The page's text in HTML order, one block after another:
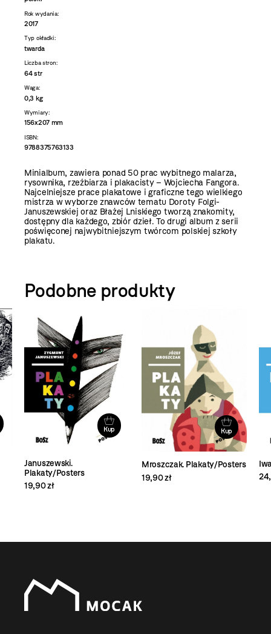
Rok wydania:
2017
Typ okładki:
twarda
Liczba stron:
64 str
Waga:
0,3 kg
Wymiary:
156x207 mm
ISBN:
9788375763133
Minialbum, zawiera ponad 50 prac wybitnego malarza,
rysownika, rzeźbiarza i plakacisty – Wojciecha Fangora.
Najcelniejsze prace plakatowe i graficzne tego wielkiego
mistrza w wyborze znawców tematu Doroty Folgi-
Januszewskiej oraz Błażej Lniskiego tworzą znakomity,
dostępny dla każdego, zbiór dzieł. To drugi album z serii
poświęconej najwybitniejszym twórcom polskiej szkoły
plakatu.
Podobne produkty
Kup
Januszewski.
Plakaty/Posters
19,90 zł
Kup
Mroszczak. Plakaty/Posters
19,90 zł